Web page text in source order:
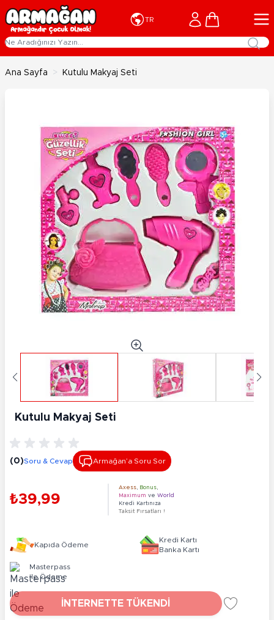
İçeriğe geç
TR Cart
Ana Sayfa > Kutulu Makyaj Seti
Kutulu Makyaj Seti
(0)Soru & Cevap Armağan’a Soru Sor
₺39,99
Axess Bonus
Maximum ve World
Kredi Kartınıza
Taksit Fırsatları !
Kapıda Ödeme
Kredi Kartı
Banka Kartı
Masterpass
ile Ödeme
İNTERNETTE TÜKENDİ